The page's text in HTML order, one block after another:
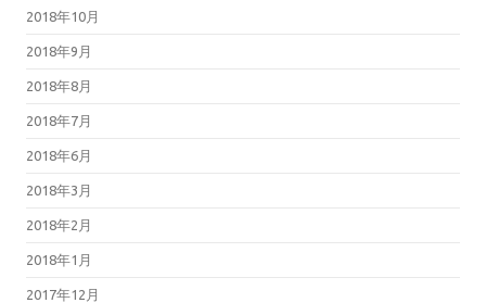
2018年10月
2018年9月
2018年8月
2018年7月
2018年6月
2018年3月
2018年2月
2018年1月
2017年12月